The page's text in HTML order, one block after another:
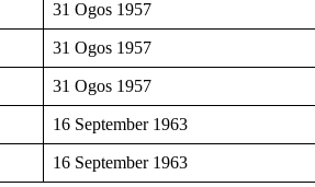
31 Ogos 1957
31 Ogos 1957
31 Ogos 1957
16 September 1963
16 September 1963